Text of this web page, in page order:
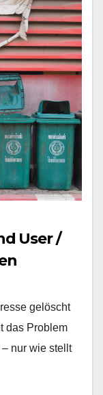
User /
gelöscht
das Problem
nur wie stellt